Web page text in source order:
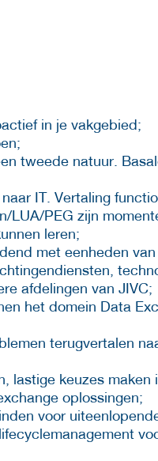
in je vakgebied;
tweede natuur.
IT. Vertaling
LUA/PEG zijn
leren;
met eenheden van
afdelingen van JIVC;
het domein Data
terugvertalen
lastige keuzes maken
oplossingen;
voor